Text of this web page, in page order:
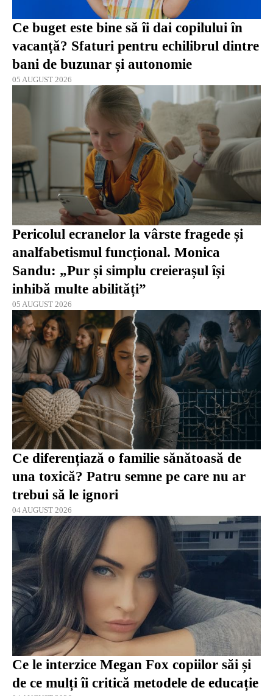
Ce buget este bine să îi dai copilului în
vacanță? Sfaturi pentru echilibrul dintre
bani de buzunar și autonomie
05 AUGUST 2026
Pericolul ecranelor la vârste fragede și
analfabetismul funcțional. Monica
Sandu: „Pur și simplu creierașul își
inhibă multe abilități”
05 AUGUST 2026
Ce diferențiază o familie sănătoasă de
una toxică? Patru semne pe care nu ar
trebui să le ignori
04 AUGUST 2026
Ce le interzice Megan Fox copiilor săi și
de ce mulți îi critică metodele de educație